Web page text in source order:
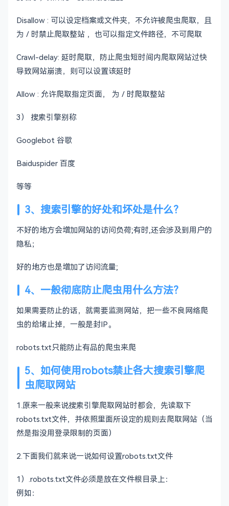
Disallow : 可以设定档案或文件夹，不允许被爬虫爬取，且
为 / 时禁止爬取整站 ，也可以指定文件路径，不可爬取
Crawl-delay: 延时爬取，防止爬虫短时间内爬取网站过快
导致网站崩溃，则可以设置该延时
Allow : 允许爬取指定页面， 为 / 时爬取整站
3） 搜索引擎别称
Googlebot 谷歌
Baiduspider 百度
等等
3、搜索引擎的好处和坏处是什么？
不好的地方会增加网站的访问负荷;有时,还会涉及到用户的
隐私；
好的地方也是增加了访问流量;
4、一般彻底防止爬虫用什么方法？
如果需要防止的话，就需要监测网站，把一些不良网络爬
虫的给堵止掉，一般是封IP。
robots.txt只能防止有品的爬虫来爬
5、如何使用robots禁止各大搜索引擎爬
虫爬取网站
1.原来一般来说搜索引擎爬取网站时都会，先读取下
robots.txt文件，并依照里面所设定的规则去爬取网站（当
然是指没用登录限制的页面）
2.下面我们就来说一说如何设置robots.txt文件
1）.robots.txt文件必须是放在文件根目录上：
例如：